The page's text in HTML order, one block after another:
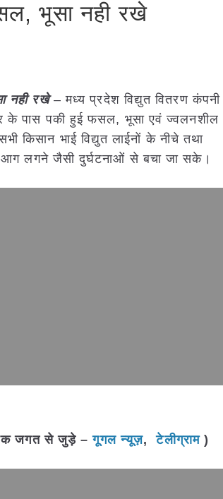
भूसा नही रखे
नही रखे– मध्य प्रदेश विद्युत वितरण
के पास पकी हुई फसल, भूसा एवं ज्वलनशील
भाई विद्युत लाईनों के नीचे तथा
आग लगने जैसी दुर्घटनाओं से बचा जा सके।
जगत से जुड़े – गूगल न्यूज़,टेलीग्राम)